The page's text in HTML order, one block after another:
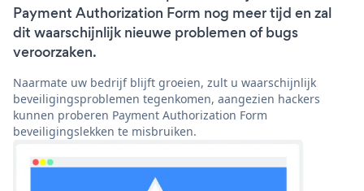
Payment Authorization Form nog meer tijd en zal
dit waarschijnlijk nieuwe problemen of bugs
veroorzaken.
Naarmate uw bedrijf blijft groeien, zult u waarschijnlijk
beveiligingsproblemen tegenkomen, aangezien hackers
kunnen proberen Payment Authorization Form
beveiligingslekken te misbruiken.